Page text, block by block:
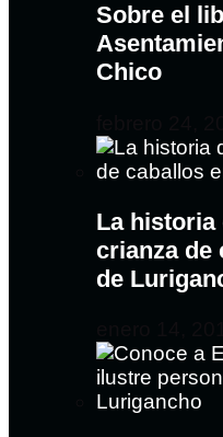
Sobre el
Chico
La historia
crianza de
de